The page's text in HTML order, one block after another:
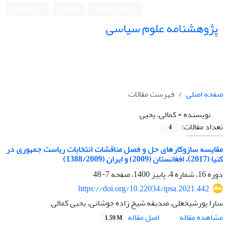
پژوهشنامه علوم سیاسی
صفحه اصلی
فهرست مقالات
نویسنده =کمالی، یحیی
تعداد مقالات:
4
مقایسه سازوکارهای حل و فصل مناقشات انتخابات ریاست جمهوری در
کنیا (2017)، افغانستان (2009) و ایران (1388/2009)
دوره 16، شماره 4، پاییز 1400، صفحه
7-48
https://doi.org/10.22034/ipsa.2021.442
سارا پورشیخعلی، صدیقه شیخ زاده جوشانی، یحیی کمالی
مشاهده مقاله
اصل مقاله 1.59 M